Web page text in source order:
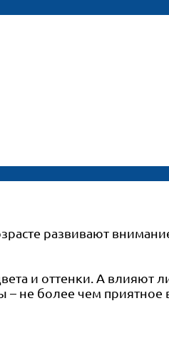
развивают
и оттенки. А влияют
не более чем